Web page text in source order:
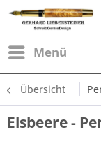
Menü
Übersicht
Elsbeere -